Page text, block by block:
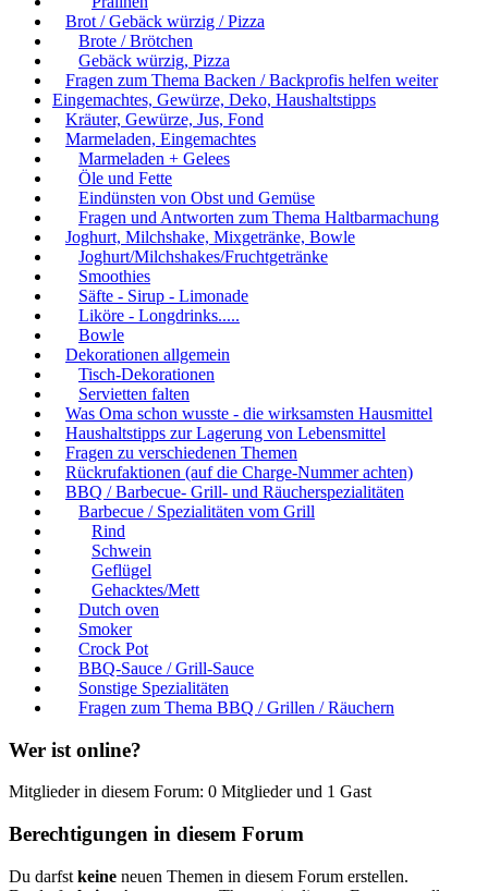
Brot / Gebäck würzig / Pizza
Brote / Brötchen
Gebäck würzig, Pizza
Fragen zum Thema Backen / Backprofis helfen weiter
Eingemachtes, Gewürze, Deko, Haushaltstipps
Kräuter, Gewürze, Jus, Fond
Marmeladen, Eingemachtes
Marmeladen + Gelees
Öle und Fette
Eindünsten von Obst und Gemüse
Fragen und Antworten zum Thema Haltbarmachung
Joghurt, Milchshake, Mixgetränke, Bowle
Joghurt/Milchshakes/Fruchtgetränke
Smoothies
Säfte - Sirup - Limonade
Liköre - Longdrinks.....
Bowle
Dekorationen allgemein
Tisch-Dekorationen
Servietten falten
Was Oma schon wusste - die wirksamsten Hausmittel
Haushaltstipps zur Lagerung von Lebensmittel
Fragen zu verschiedenen Themen
Rückrufaktionen (auf die Charge-Nummer achten)
BBQ / Barbecue- Grill- und Räucherspezialitäten
Barbecue / Spezialitäten vom Grill
Rind
Schwein
Geflügel
Gehacktes/Mett
Dutch oven
Smoker
Crock Pot
BBQ-Sauce / Grill-Sauce
Sonstige Spezialitäten
Fragen zum Thema BBQ / Grillen / Räuchern
Wer ist online?
Mitglieder in diesem Forum: 0 Mitglieder und 1 Gast
Berechtigungen in diesem Forum
Du darfst keine neuen Themen in diesem Forum erstellen.